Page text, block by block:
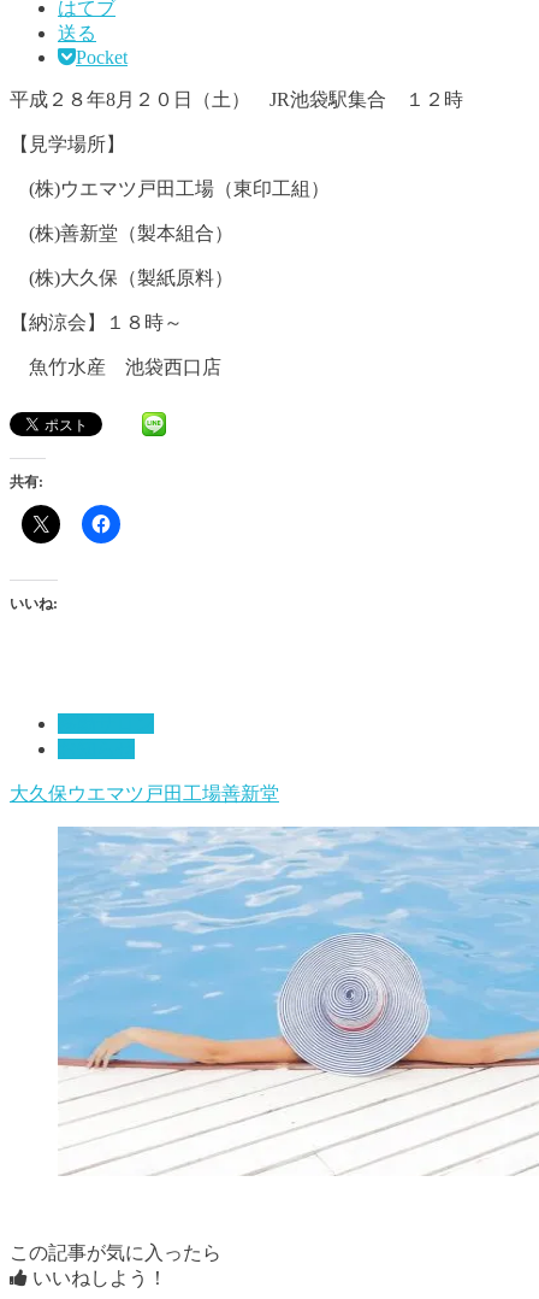
はてブ
送る
Pocket
平成２８年8月２０日（土） JR池袋駅集合 １２時
【見学場所】
(株)ウエマツ戸田工場（東印工組）
(株)善新堂（製本組合）
(株)大久保（製紙原料）
【納涼会】１８時～
魚竹水産 池袋西口店
共有:
いいね:
大久保ウエマツ戸田工場善新堂
この記事が気に入ったら
いいねしよう！